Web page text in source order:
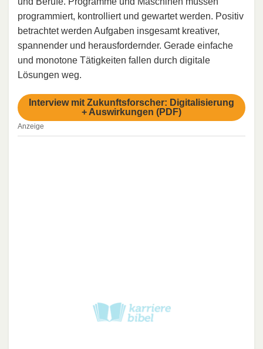
programmiert, kontrolliert und gewartet werden. Positiv
betrachtet werden Aufgaben insgesamt kreativer,
spannender und herausfordernder. Gerade einfache
und monotone Tätigkeiten fallen durch digitale
Lösungen weg.
Interview mit Zukunftsforscher: Digitalisierung
+ Auswirkungen (PDF)
Anzeige